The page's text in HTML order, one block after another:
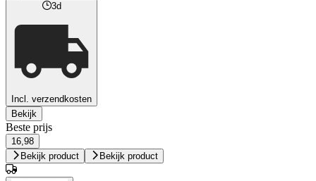
3d
Incl. verzendkosten
Bekijk
Beste prijs
16,98
Bekijk product
Bekijk product